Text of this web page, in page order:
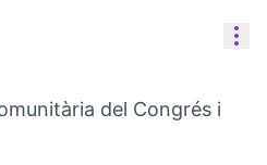
del Congrés i